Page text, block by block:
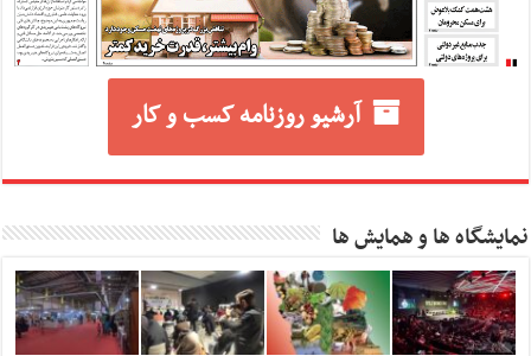
آرشیو روزنامه کسب و کار
نمایشگاه ها و همایش ها